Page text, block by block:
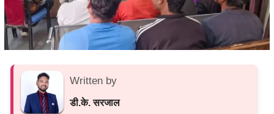
Written by
डी.के. सरजाल